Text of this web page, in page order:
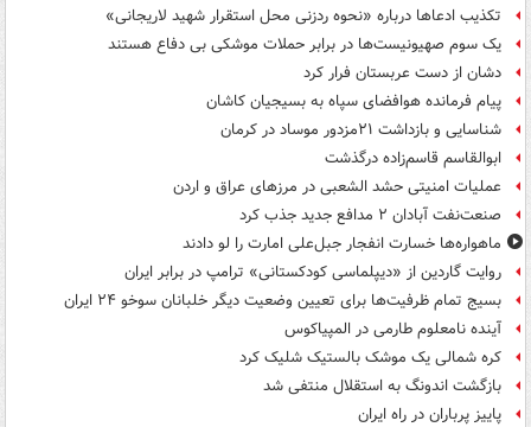
تکذیب ادعاها درباره «نحوه ردزنی محل استقرار شهید لاریجانی»
یک‌ سوم صهیونیست‌ها در برابر حملات موشکی بی دفاع هستند
دشان از دست عربستان فرار کرد
پیام فرمانده هوافضای سپاه به بسیجیان کاشان
شناسایی و بازداشت ۲۱مزدور موساد در کرمان
ابوالقاسم قاسم‌زاده درگذشت
عملیات امنیتی حشد الشعبی در مرزهای عراق و اردن
صنعت‌نفت آبادان ۲ مدافع جدید جذب کرد
ماهواره‌ها خسارت انفجار جبل‌علی امارت را لو دادند
روایت گاردین از «دیپلماسی کودکستانی» ترامپ در برابر ایران
بسیج تمام ظرفیت‌ها برای تعیین وضعیت دیگر خلبانان سوخو ۲۴ ایران
آینده نامعلوم طارمی در المپیاکوس
کره شمالی یک موشک بالستیک شلیک کرد
بازگشت اندونگ به استقلال منتفی شد
پاییز پرباران در راه ایران